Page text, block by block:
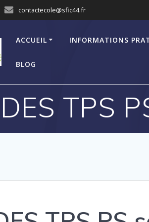
contactecole@sfic44.fr
ACCUEIL INFORMATIONS
BLOG
TPS